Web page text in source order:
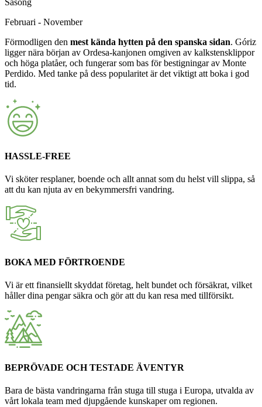
Februari - November
Förmodligen den mest kända hytten på den spanska sidan. Góriz
ligger nära början av Ordesa-kanjonen omgiven av kalkstensklippor
och höga platåer, och fungerar som bas för bestigningar av Monte
Perdido. Med tanke på dess popularitet är det viktigt att boka i god
tid.
HASSLE-FREE
Vi sköter resplaner, boende och allt annat som du helst vill slippa, så
att du kan njuta av en bekymmersfri vandring.
BOKA MED FÖRTROENDE
Vi är ett finansiellt skyddat företag, helt bundet och försäkrat, vilket
håller dina pengar säkra och gör att du kan resa med tillförsikt.
BEPRÖVADE OCH TESTADE ÄVENTYR
Bara de bästa vandringarna från stuga till stuga i Europa, utvalda av
vårt lokala team med djupgående kunskaper om regionen.